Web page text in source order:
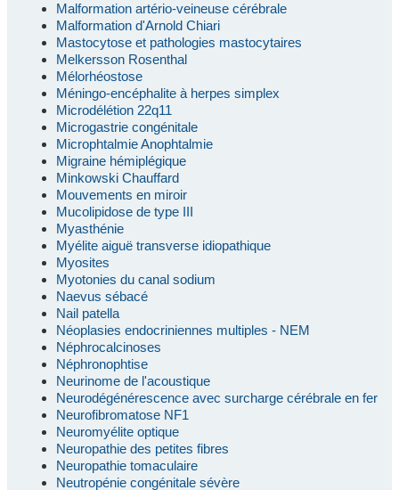
Malformation artério-veineuse cérébrale
Malformation d'Arnold Chiari
Mastocytose et pathologies mastocytaires
Melkersson Rosenthal
Mélorhéostose
Méningo-encéphalite à herpes simplex
Microdélétion 22q11
Microgastrie congénitale
Microphtalmie Anophtalmie
Migraine hémiplégique
Minkowski Chauffard
Mouvements en miroir
Mucolipidose de type III
Myasthénie
Myélite aiguë transverse idiopathique
Myosites
Myotonies du canal sodium
Naevus sébacé
Nail patella
Néoplasies endocriniennes multiples - NEM
Néphrocalcinoses
Néphronophtise
Neurinome de l'acoustique
Neurodégénérescence avec surcharge cérébrale en fer
Neurofibromatose NF1
Neuromyélite optique
Neuropathie des petites fibres
Neuropathie tomaculaire
Neutropénie congénitale sévère